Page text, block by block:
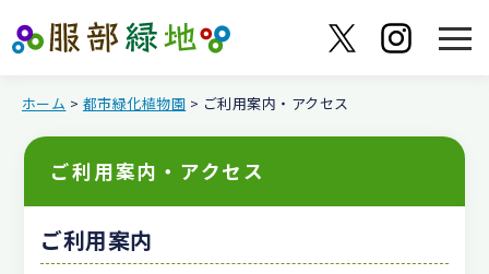
ホーム > 都市緑化植物園 > ご利用案内・アクセス
ご利用案内・アクセス
ご利用案内